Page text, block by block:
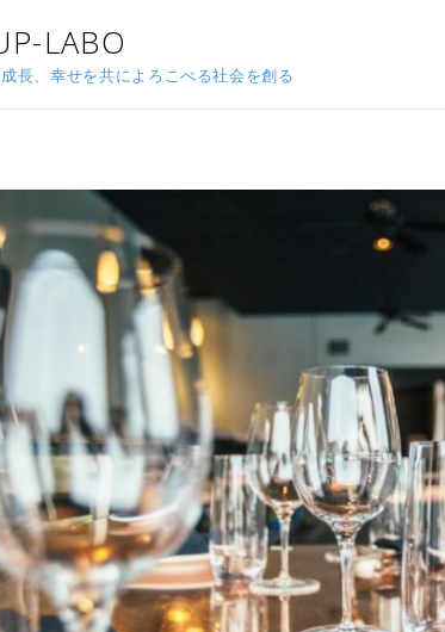
LABO
長、幸せを共によろこべる社会を創る